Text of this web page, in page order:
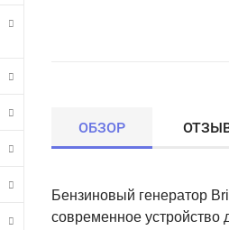
ОБЗОР
Бензиновый генератор
современное устройство